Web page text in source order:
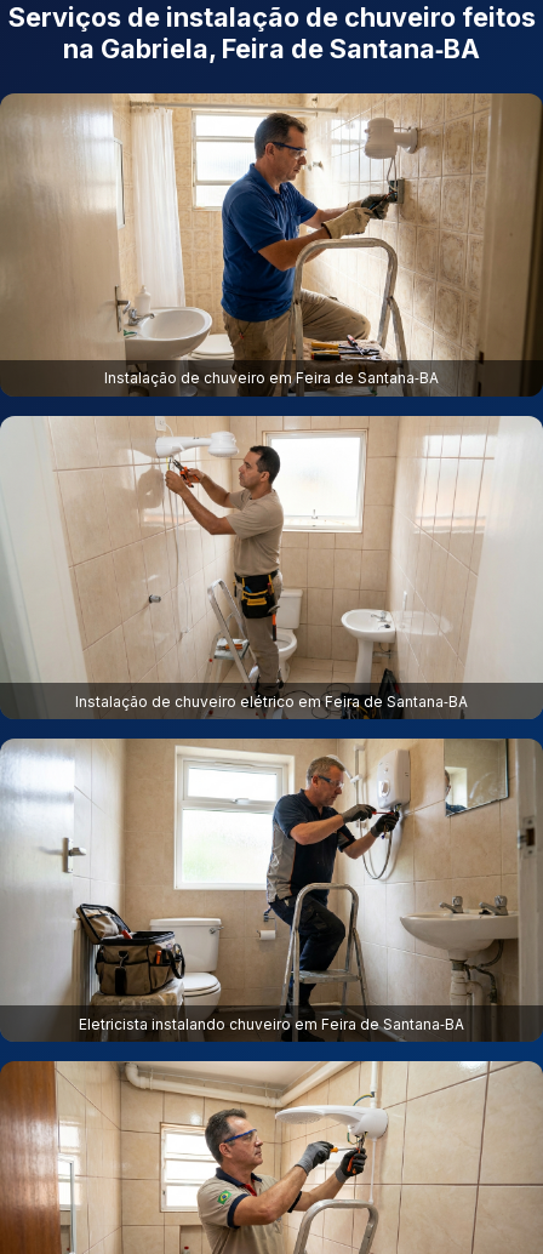
Serviços de instalação de chuveiro feitos
na Gabriela, Feira de Santana‑BA
Instalação de chuveiro em Feira de Santana‑BA
Instalação de chuveiro elétrico em Feira de Santana‑BA
Eletricista instalando chuveiro em Feira de Santana‑BA